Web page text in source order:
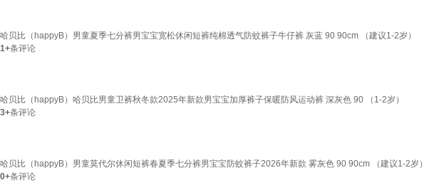
哈贝比（happyB）男童夏季七分裤男宝宝宽松休闲短裤纯棉透气防蚊裤子牛仔裤 灰蓝 90 90cm （建议1-2岁）
1+条评论
哈贝比（happyB）哈贝比男童卫裤秋冬款2025年新款男宝宝加厚裤子保暖防风运动裤 深灰色 90 （1-2岁）
3+条评论
哈贝比（happyB）男童莫代尔休闲短裤春夏季七分裤男宝宝防蚊裤子2026年新款 雾灰色 90 90cm （建议1-2岁）
0+条评论